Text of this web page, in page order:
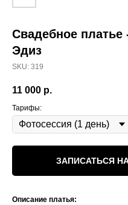
Свадебное
Эдиз
SKU: 319
11 000 р.
Тарифы:
ЗАПИСАТЬСЯ
Описание платья: